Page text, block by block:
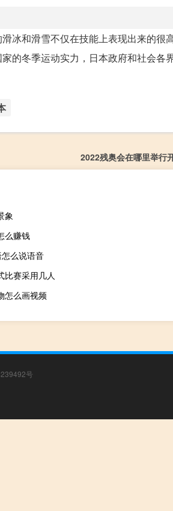
冰和滑雪不仅在技能上表现出来的很
的冬季运动实力，日本政府和社会各
2022残奥会在哪里举行
象
么赚钱
么说语音
比赛采用几人
怎么画视频
号